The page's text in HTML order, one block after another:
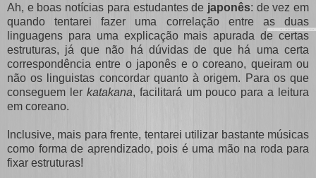
Ah, e boas notícias para estudantes de japonês: de vez em
quando tentarei fazer uma correlação entre as duas
linguagens para uma explicação mais apurada de certas
estruturas, já que não há dúvidas de que há uma certa
correspondência entre o japonês e o coreano, queiram ou
não os linguistas concordar quanto à origem. Para os que
conseguem ler katakana, facilitará um pouco para a leitura
em coreano.
Inclusive, mais para frente, tentarei utilizar bastante músicas
como forma de aprendizado, pois é uma mão na roda para
fixar estruturas!